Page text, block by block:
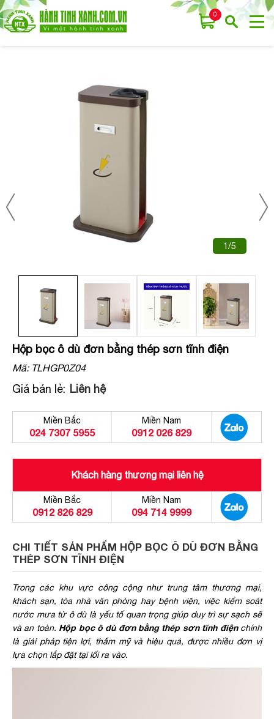
0
1/5
Hộp bọc ô dù đơn bằng thép sơn tĩnh điện
Mã:TLHGP0Z04
Giá bán lẻ: Liên hệ
Miền Bắc
024 7307 5955
Miền Nam
0912 026 829
Khách hàng thương mại liên hệ
Miền Bắc
0912 826 829
Miền Nam
094 714 9999
CHI TIẾT SẢN PHẨM HỘP BỌC Ô DÙ ĐƠN BẰNG
THÉP SƠN TĨNH ĐIỆN
Trong các khu vực công cộng như trung tâm thương mại,
khách sạn, tòa nhà văn phòng hay bệnh viện, việc kiểm soát
nước mưa từ ô dù là yếu tố quan trọng giúp duy trì sự sạch sẽ
và an toàn. Hộp bọc ô dù đơn bằng thép sơn tĩnh điệnchính
là giải pháp tiện lợi, thẩm mỹ và hiệu quả, được nhiều đơn vị
lựa chọn lắp đặt tại lối ra vào.